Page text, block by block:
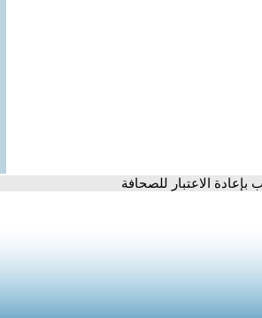
الاعتبار للصحافة